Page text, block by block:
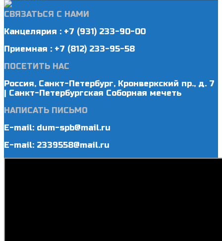
СВЯЗАТЬСЯ С НАМИ
Канцелярия : +7 (931) 233-90-00
Приемная : +7 (812) 233-95-58
ПОСЕТИТЬ НАС
Россия, Санкт-Петербург, Кронверкский пр., д. 7
| Санкт-Петербургская Соборная мечеть
НАПИСАТЬ ПИСЬМО
E-mail: dum-spb@mail.ru
E-mail: 2339558@mail.ru